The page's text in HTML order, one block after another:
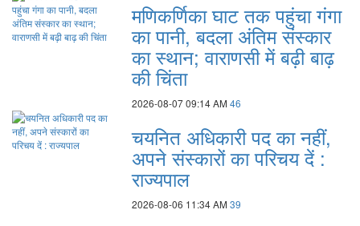
मणिकर्णिका घाट तक पहुंचा गंगा
का पानी, बदला अंतिम संस्कार
का स्थान; वाराणसी में बढ़ी बाढ़
की चिंता
2026-08-07 09:14 AM 46
चयनित अधिकारी पद का नहीं,
अपने संस्कारों का परिचय दें :
राज्यपाल
2026-08-06 11:34 AM 39